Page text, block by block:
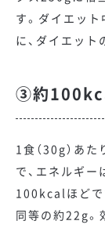
す。ダイエッ
に、ダイエット
③約
1食（30g）あ
で、エネルギー
100kcalほどで
同等の約22g。